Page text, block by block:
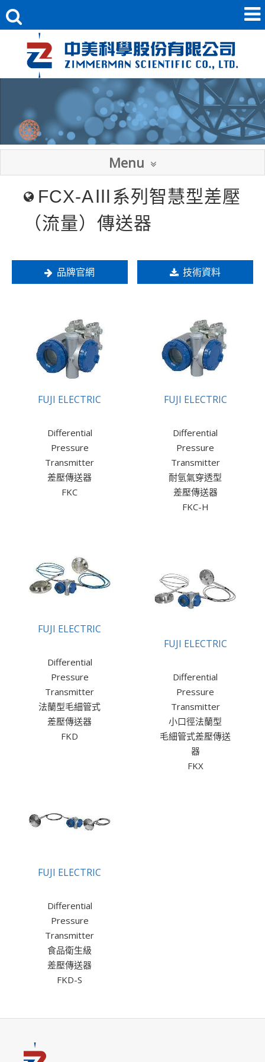
Menu
FCX-AⅢ系列 智慧型差壓
（流量） 傳送器
技術資料
品牌官網
FUJI ELECTRIC
Differential
Pressure
Transmitter
差壓傳送器
FKC
FUJI ELECTRIC
Differential
Pressure
Transmitter
耐氫氣穿透型
差壓傳送器
FKC-H
FUJI ELECTRIC
Differential
Pressure
Transmitter
法蘭型毛細管式
差壓傳送器
FKD
FUJI ELECTRIC
Differential
Pressure
Transmitter
小口徑法蘭型
毛細管式差壓傳送
器
FKX
FUJI ELECTRIC
Differential
Pressure
Transmitter
食品衛生級
差壓傳送器
FKD-S